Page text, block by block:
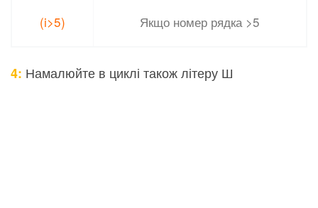
(i>5) Якщо номер рядка >5
4: Намалюйте в циклі також літеру Ш